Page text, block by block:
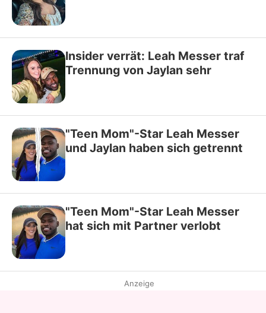
Insider verrät: Leah Messer traf
Trennung von Jaylan sehr
"Teen Mom"-Star Leah Messer
und Jaylan haben sich getrennt
"Teen Mom"-Star Leah Messer
hat sich mit Partner verlobt
Anzeige